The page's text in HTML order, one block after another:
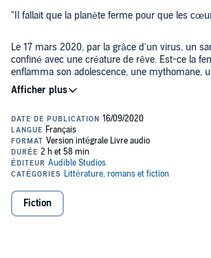
"Il fallait que la planète ferme pour que les
Le 17 mars 2020, par la grâce d'un virus, un
confiné avec une créature de rêve. Est-ce la
enflamma son adolescence, une mythomane,
manipulatrice, ou une ultime chance de survie
genre humain dépendait de la relation qui va se
l'injustice et une exilée en manque d'amour ?
Avec ce conte philosophique irrésistible et
actualité bouleversant tous nos repères, Didier
entraîne nos peurs, nos détresses, nos colères
de révolte, de joie libératrice et d'espoir.
©2020 Albin Michel (P)2020 Audible Studios
Fiction